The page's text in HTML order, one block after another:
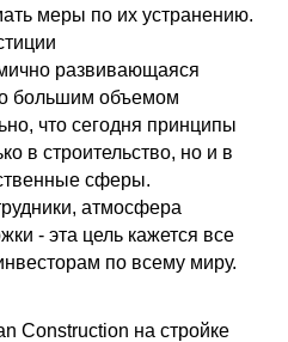
меры по их устранению.
развивающаяся
большим объемом
что сегодня принципы
в строительство, но и в
сферы.
атмосфера
- эта цель кажется все
по всему миру.
Construction на стройке